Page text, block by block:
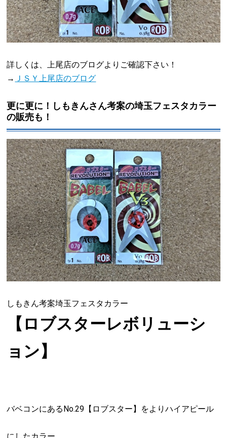
詳しくは、上尾店のブログよりご確認下さい！
→ ＪＳＹ上尾店のブログ
更に更に！しもきんさん考案の埼玉フェスタカラー
の販売も！
しもきん考案埼玉フェスタカラー
【ロブスターレボリューシ
ョン】
バベコンにあるNo.29【ロブスター】をよりハイアピール